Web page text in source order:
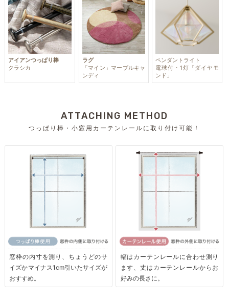
アイアンつっぱり棒
クラシカ
ラグ
「マイン」マーブルキャ
ンディ
ペンダントライト
電球付・1灯「ダイヤモ
ンド」
ATTACHING METHOD
つっぱり棒・小窓用カーテンレールに取り付け可能！
窓枠の内寸を測り、ちょうどのサ
イズかマイナス1cm引いたサイズが
おすすめ。
幅はカーテンレールに合わせ測り
ます、丈はカーテンレールからお
好みの長さに。